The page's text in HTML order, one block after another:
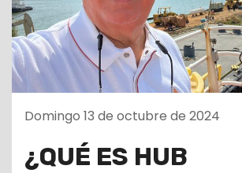
Domingo 13 de octubre de 2024
¿QUÉ ES HUB